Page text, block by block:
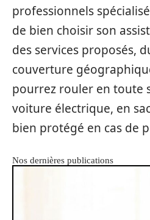
professionnels
de bien choisir son
des services proposés,
couverture
pourrez rouler en toute
voiture électrique, en
bien protégé en cas de
Nos dernières publications